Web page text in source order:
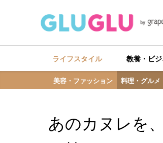
ライフスタイル
美容・ファッション 料理・グルメ
教養・ビ
あのカヌレを